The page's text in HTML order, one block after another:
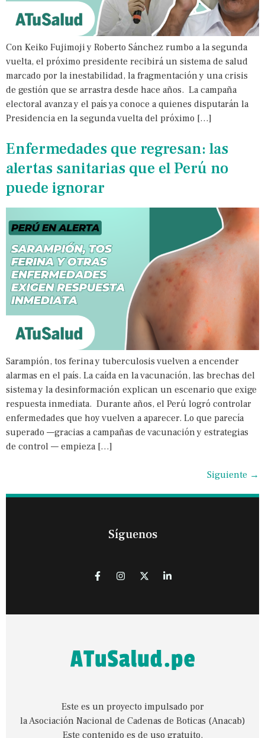
Con Keiko Fujimoji y Roberto Sánchez rumbo a la segunda
vuelta, el próximo presidente recibirá un sistema de salud
marcado por la inestabilidad, la fragmentación y una crisis
de gestión que se arrastra desde hace años. La campaña
electoral avanza y el país ya conoce a quienes disputarán la
Presidencia en la segunda vuelta del próximo […]
Enfermedades que regresan: las
alertas sanitarias que el Perú no
puede ignorar
Sarampión, tos ferina y tuberculosis vuelven a encender
alarmas en el país. La caída en la vacunación, las brechas del
sistema y la desinformación explican un escenario que exige
respuesta inmediata. Durante años, el Perú logró controlar
enfermedades que hoy vuelven a aparecer. Lo que parecía
superado —gracias a campañas de vacunación y estrategias
de control — empieza […]
Siguiente →
Síguenos
Este es un proyecto impulsado por
la Asociación Nacional de Cadenas de Boticas (Anacab)
Este contenido es de uso gratuito.